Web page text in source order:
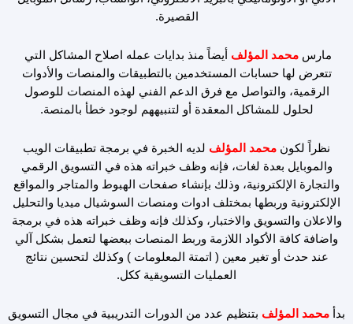
القصيرة.
مارس محمد المؤلف أيضاً منذ بدايات عمله اصلاح المشاكل التي
تتعرض لها حسابات المستخدمين بالتطبيقات والمنصات والأدوات
الرقمية، والتواصل مع فرق الدعم الفني لهذه المنصات للوصول
لحلول للمشاكل المعقدة أو لتنبيههم لوجود خطأ بالمنصة.
نظراً لكون محمد المؤلف لديه الخبرة في برمجة تطبيقات الويب
والموبايل بعدة لغات، فإنه وظف خبراته هذه في التسويق الرقمي
والتجارة الإلكترونية، وذلك بإنشاء صفحات الهبوط والمتاجر والمواقع
الإلكترونية وربطها بمختلف ادوات ومنصات السوشيال ميديا والتحليل
والاعلان والتسويق والاختبار، وكذلك فإنه وظف خبراته هذه في برمجة
واضافة كافة الأكواد اللازمة وربط المنصات ببعضها لتعمل بشكل آلي
عند حدث أو تغير معين ( اتمتة المعلومات ) وكذلك لتحسين نتائج
العمليات التسويقية ككل.
بدأ محمد المؤلف بتنظيم عدد من الدورات التدريبية في مجال التسويق